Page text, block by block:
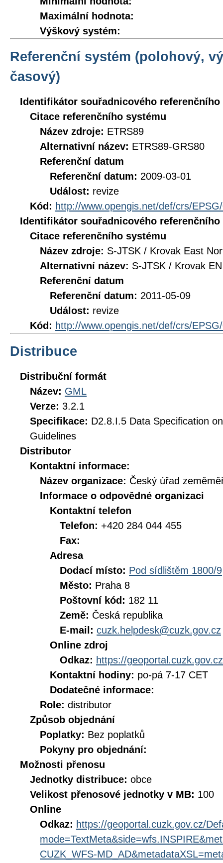
Maximální hodnota:
Výškový systém:
Referenční systém (polohový,
časový)
Identifikátor souřadnicového referenčního
Citace referenčního systému
Název zdroje: ETRS89
Alternativní název: ETRS89-GRS80
Referenční datum
Referenční datum: 2009-03-01
Událost: revize
Kód: http://www.opengis.net/def/crs/
Identifikátor souřadnicového referenčního
Citace referenčního systému
Název zdroje: S-JTSK / Krovak East
Alternativní název: S-JTSK / Krovak EN
Referenční datum
Referenční datum: 2011-05-09
Událost: revize
Kód: http://www.opengis.net/def/crs/
Distribuce
Distribuční formát
Název: GML
Verze: 3.2.1
Specifikace: D2.8.I.5 Data Specification
Guidelines
Distributor
Kontaktní informace:
Název organizace: Český úřad
Informace o odpovědné organizaci
Kontaktní telefon
Telefon: +420 284 044 455
Fax:
Adresa
Dodací místo: Pod sídlištěm 1800/9
Město: Praha 8
Poštovní kód: 182 11
Země: Česká republika
E-mail: cuzk.helpdesk@cuzk.gov.cz
Online zdroj
Odkaz: https://geoportal.cuzk.gov.cz
Kontaktní hodiny: po-pá 7-17 CET
Dodatečné informace:
Role: distributor
Způsob objednání
Poplatky: Bez poplatků
Pokyny pro objednání:
Možnosti přenosu
Jednotky distribuce: obce
Velikost přenosové jednotky v MB: 100
Online
Odkaz: https://geoportal.cuzk.gov.cz/
CUZK_WFS-